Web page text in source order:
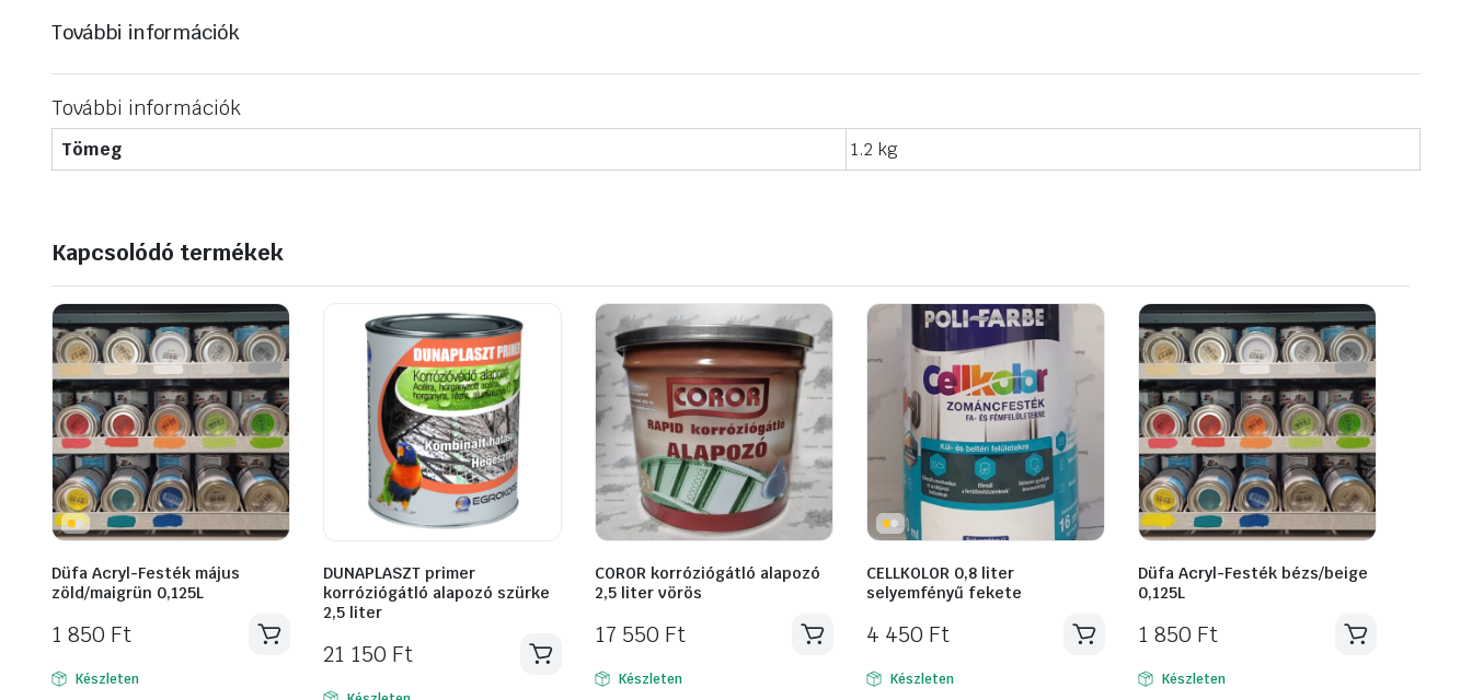
További információk
További információk
Tömeg 1.2 kg
Kapcsolódó termékek
Düfa Acryl-Festék május
zöld/maigrün 0,125L
1 850 Ft
Készleten
DUNAPLASZT primer
korróziógátló alapozó szürke
2,5 liter
21 150 Ft
COROR korróziógátló alapozó
2,5 liter vörös
17 550 Ft
Készleten
CELLKOLOR 0,8 liter
selyemfényű fekete
4 450 Ft
Készleten
Düfa Acryl-Festék bézs/beige
0,125L
1 850 Ft
Készleten